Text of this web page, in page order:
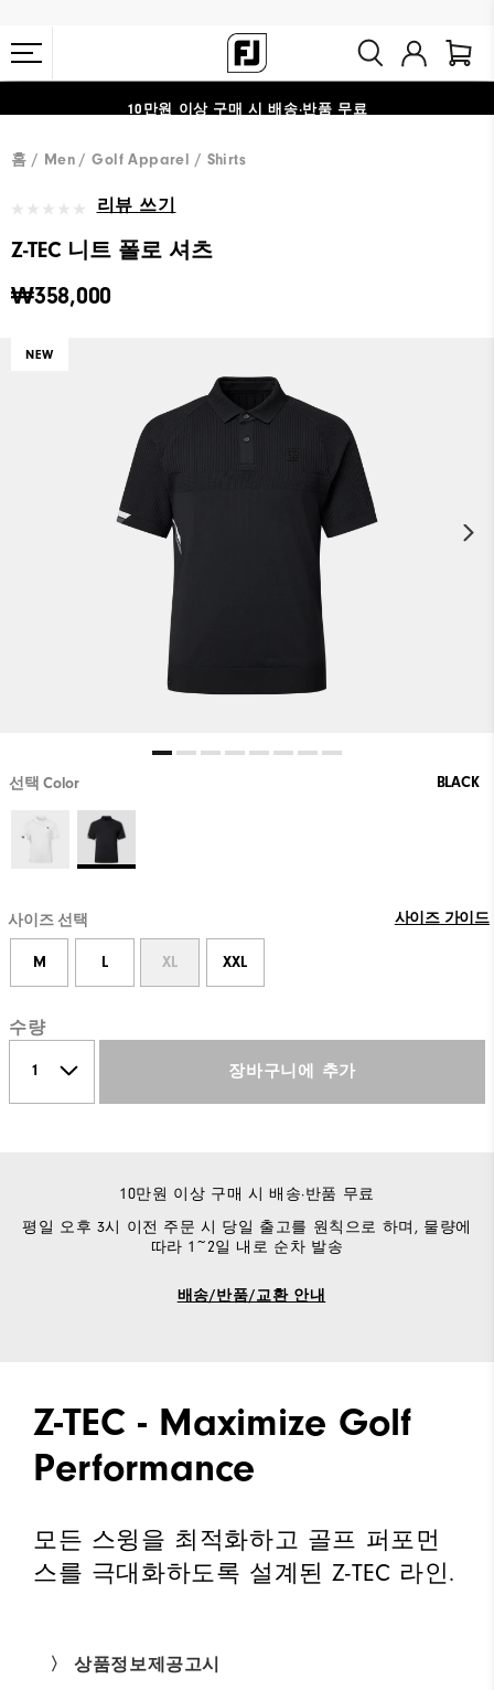
10만원 이상 구매 시 배송·반품 무료
홈 Men Golf Apparel Shirts
리뷰 쓰기
Z-TEC 니트 폴로 셔츠
₩358,000
NEW
선택 Color BLACK
사이즈 선택 사이즈 가이드
M L XL XXL
수량
장바구니에 추가
10만원 이상 구매 시 배송·반품 무료
평일 오후 3시 이전 주문 시 당일 출고를 원칙으로 하며, 물량에
따라 1~2일 내로 순차 발송
배송/반품/교환 안내
Z-TEC - Maximize Golf
Performance
모든 스윙을 최적화하고 골프 퍼포먼
스를 극대화하도록 설계된 Z-TEC 라인.
〉 상품정보제공고시